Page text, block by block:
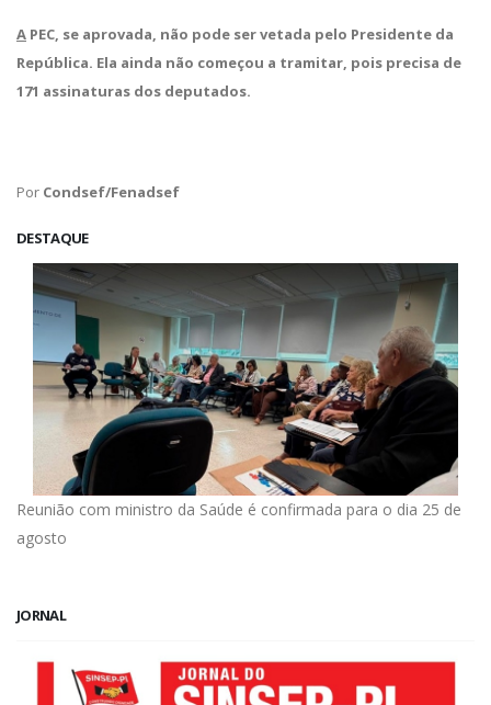
A PEC, se aprovada, não pode ser vetada pelo Presidente da
República. Ela ainda não começou a tramitar, pois precisa de
171 assinaturas dos deputados.
Por Condsef/Fenadsef
DESTAQUE
Reunião com ministro da Saúde é confirmada para o dia 25 de
agosto
JORNAL